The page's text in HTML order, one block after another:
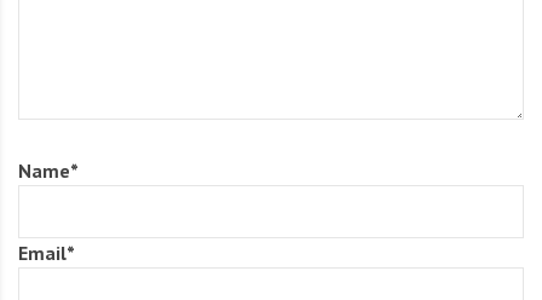
Name*
Email*